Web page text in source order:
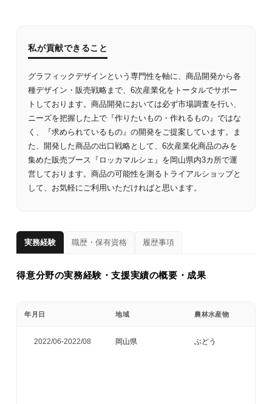
私が貢献できること
グラフィックデザインという専門性を軸に、商品開発から各
種デザイン・販売戦略まで、6次産業化をトータルでサポー
トしております。商品開発においては必ず市場調査を行い、
ニーズを把握した上で『作りたいもの・作れるもの』ではな
く、『求められているもの』の開発をご提案しています。ま
た、開発した商品の出口戦略として、6次産業化商品のみを
集めた販売ブース『ロッカマルシェ』を岡山県内3カ所で運
営しております。商品の可能性を測るトライアルショップと
して、お気軽にご利用いただければと思います。
実務経験 職歴・保有資格 履歴事項
得意分野の実務経験・支援実績の概要・成果
年月日 地域 農林水産物
2022/06-2022/08 岡山県 ぶどう